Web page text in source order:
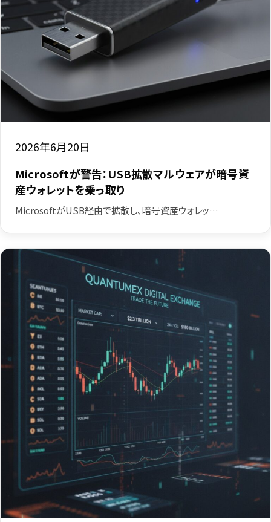
2026年6月20日
Microsoftが警告：USB拡散マルウェアが暗号資
産ウォレットを乗っ取り
MicrosoftがUSB経由で拡散し、暗号資産ウォレッ…